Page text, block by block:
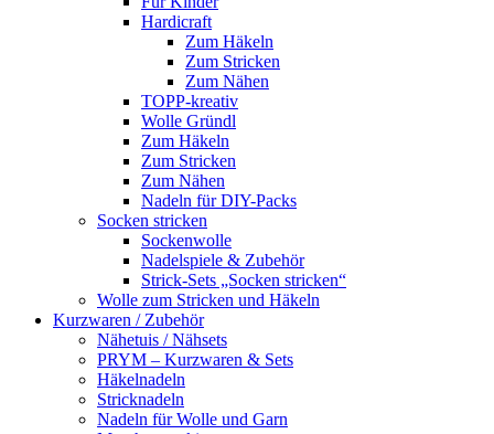
Hardicraft
Zum Häkeln
Zum Stricken
Zum Nähen
TOPP-kreativ
Wolle Gründl
Zum Häkeln
Zum Stricken
Zum Nähen
Nadeln für DIY-Packs
Socken stricken
Sockenwolle
Nadelspiele & Zubehör
Strick-Sets „Socken stricken“
Wolle zum Stricken und Häkeln
Kurzwaren / Zubehör
Nähetuis / Nähsets
PRYM – Kurzwaren & Sets
Häkelnadeln
Stricknadeln
Nadeln für Wolle und Garn